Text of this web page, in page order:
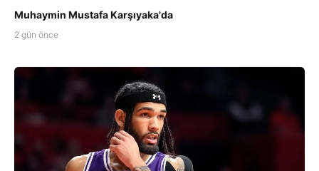
Muhaymin Mustafa Karşıyaka'da
2 gün önce